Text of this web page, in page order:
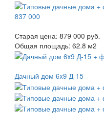
837 000
Старая цена: 879 000 руб.
Общая площадь: 62.8 м2
Дачный дом 6x9 Д-15